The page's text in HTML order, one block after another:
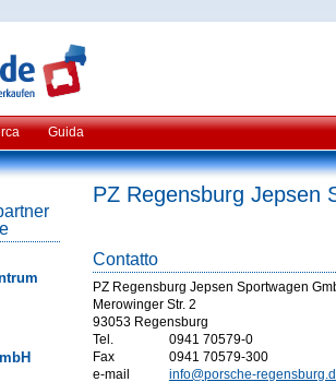
Guida
PZ Regensburg Jepsen
Contatto
PZ Regensburg Jepsen Sportwagen
Merowinger Str. 2
93053 Regensburg
Tel.
0941 70579-0
Fax
0941 70579-300
e-mail
info@porsche-